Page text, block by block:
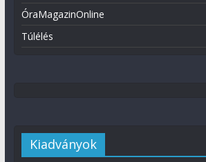
ÓraMagazinOnline
Túlélés
Kiadványok